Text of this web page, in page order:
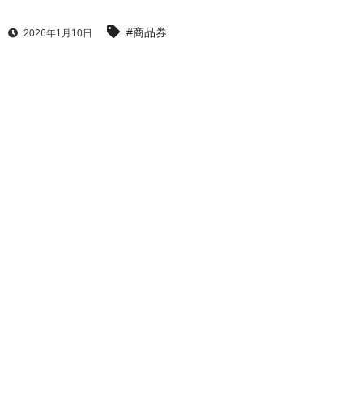
2026年1月10日 #商品券